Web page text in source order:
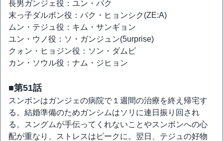
長男ガンジェ役：ユン・バク
末っ子ダルボン役：パク・ヒョンシク(ZE:A)
ムン・テジュ役：キム・サンギョン
ユン・ウノ役：ソ・ガンジュン(5urprise)
クォン・ヒョジン役：ソン・ダムビ
カン・ソウル役：ナム・ジヒョン
■第51話
スンボンはガンジェの病院で１週間の治療を終え帰宅す
る。結婚準備のためガンシムはソリに連日振り回され
る。スングムが手伝ってくれないことやスンボンへの心
配が重なり、ストレスはピークに。翌日、テジュの好物